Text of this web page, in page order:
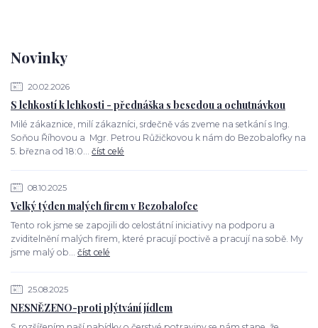
Novinky
20.02.2026
S lehkostí k lehkosti - přednáška s besedou a ochutnávkou
Milé zákaznice, milí zákazníci, srdečně vás zveme na setkání s Ing.
Soňou Říhovou a Mgr. Petrou Růžičkovou k nám do Bezobalofky na
5. března od 18:0... číst celé
08.10.2025
Velký týden malých firem v Bezobalofce
Tento rok jsme se zapojili do celostátní iniciativy na podporu a
zviditelnění malých firem, které pracují poctivě a pracují na sobě. My
jsme malý ob... číst celé
25.08.2025
NESNĚZENO-proti plýtvání jídlem